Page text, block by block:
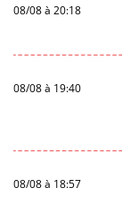
08/08 à 20:18
08/08 à 19:40
08/08 à 18:57